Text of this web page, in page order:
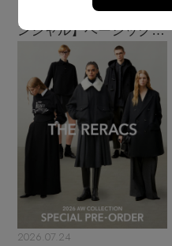
【エディターズ・エッセ
ンシャル】ベーシックと
トレンドが交差する16の
2026.07.24